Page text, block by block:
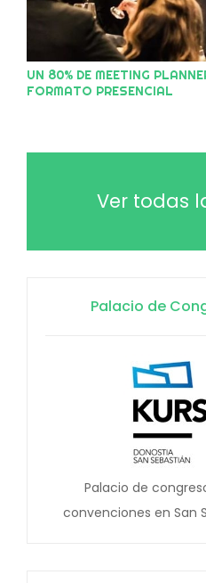
UN 80% DE MEETING
FORMATO PRESENCIAL
Ver todas
Palacio de
Palacio de
convenciones en San